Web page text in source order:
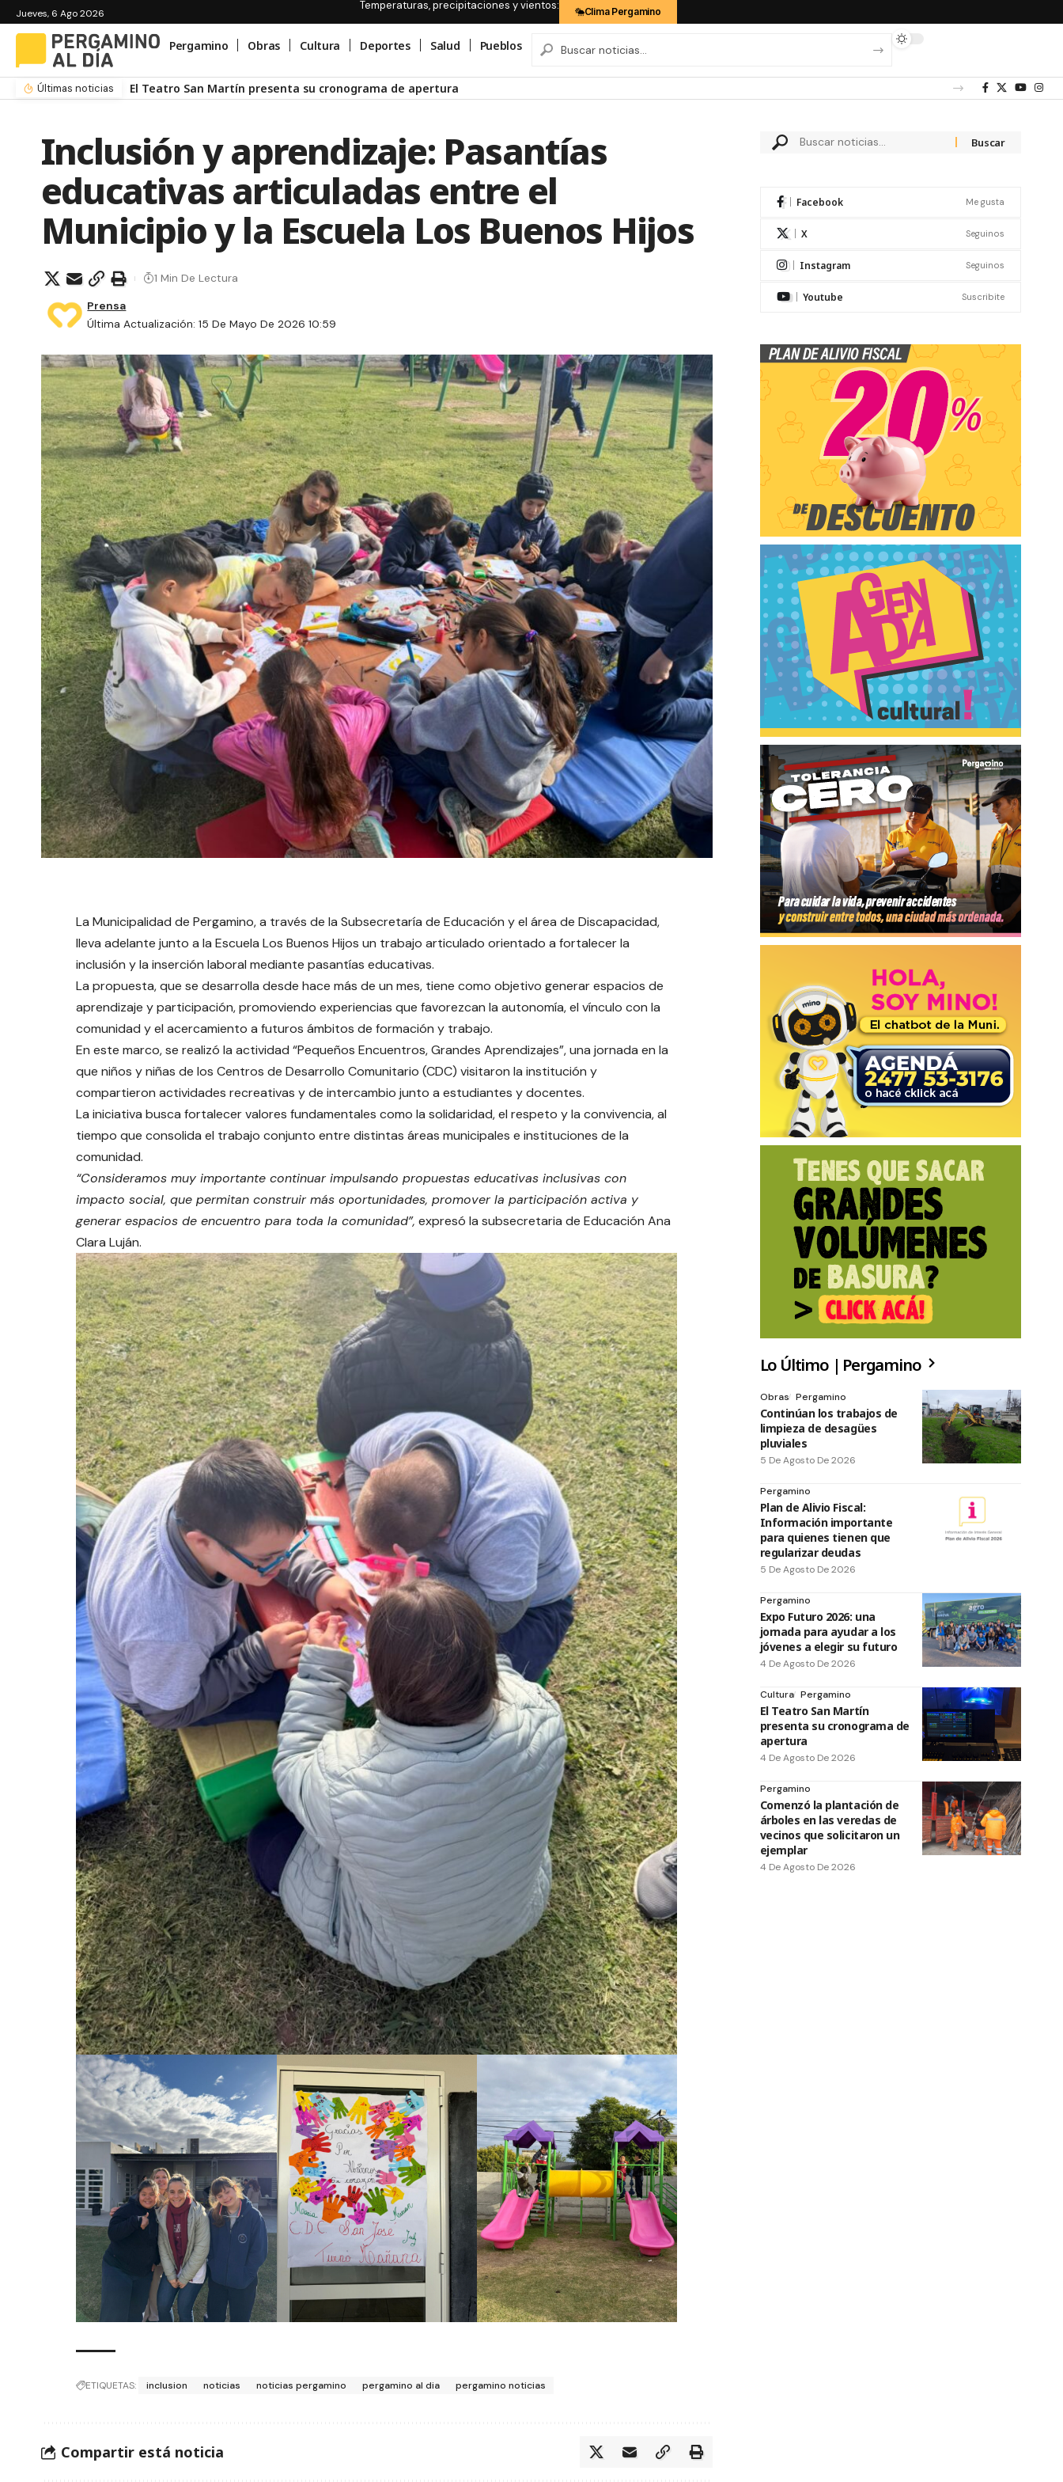
Jueves, 6 Ago 2026
Temperaturas, precipitaciones y vientos: Clima Pergamino
Pergamino Obras Cultura Deportes Salud Pueblos
Últimas noticias El Teatro San Martín presenta su cronograma de apertura
Inclusión y aprendizaje: Pasantías
educativas articuladas entre el
Municipio y la Escuela Los Buenos Hijos
Última Actualización: 15 De Mayo De 2026 10:59
Prensa
1 Min De Lectura
La Municipalidad de Pergamino, a través de la Subsecretaría de Educación y el área de Discapacidad,
lleva adelante junto a la Escuela Los Buenos Hijos un trabajo articulado orientado a fortalecer la
inclusión y la inserción laboral mediante pasantías educativas.
La propuesta, que se desarrolla desde hace más de un mes, tiene como objetivo generar espacios de
aprendizaje y participación, promoviendo experiencias que favorezcan la autonomía, el vínculo con la
comunidad y el acercamiento a futuros ámbitos de formación y trabajo.
En este marco, se realizó la actividad “Pequeños Encuentros, Grandes Aprendizajes”, una jornada en la
que niños y niñas de los Centros de Desarrollo Comunitario (CDC) visitaron la institución y
compartieron actividades recreativas y de intercambio junto a estudiantes y docentes.
La iniciativa busca fortalecer valores fundamentales como la solidaridad, el respeto y la convivencia, al
tiempo que consolida el trabajo conjunto entre distintas áreas municipales e instituciones de la
comunidad.
“Consideramos muy importante continuar impulsando propuestas educativas inclusivas con
impacto social, que permitan construir más oportunidades, promover la participación activa y
generar espacios de encuentro para toda la comunidad”, expresó la subsecretaria de Educación Ana
Clara Luján.
ETIQUETAS: inclusion noticias noticias pergamino pergamino al dia pergamino noticias
Compartir está noticia
Facebook Me gusta
X Seguinos
Instagram Seguinos
Youtube Suscribite
Lo Último | Pergamino
Obras Pergamino
Continúan los trabajos de
limpieza de desagües
pluviales
5 De Agosto De 2026
Pergamino
Plan de Alivio Fiscal:
Información importante
para quienes tienen que
regularizar deudas
5 De Agosto De 2026
Pergamino
Expo Futuro 2026: una
jornada para ayudar a los
jóvenes a elegir su futuro
4 De Agosto De 2026
Cultura Pergamino
El Teatro San Martín
presenta su cronograma de
apertura
4 De Agosto De 2026
Pergamino
Comenzó la plantación de
árboles en las veredas de
vecinos que solicitaron un
ejemplar
4 De Agosto De 2026